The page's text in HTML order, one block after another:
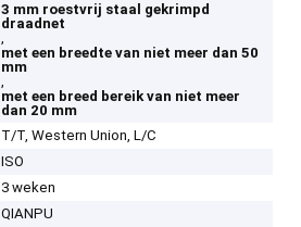
3 mm roestvrij staal gekrimpd
draadnet
,
met een breedte van niet meer dan 50
mm
,
met een breed bereik van niet meer
dan 20 mm
T/T, Western Union, L/C
ISO
3 weken
QIANPU